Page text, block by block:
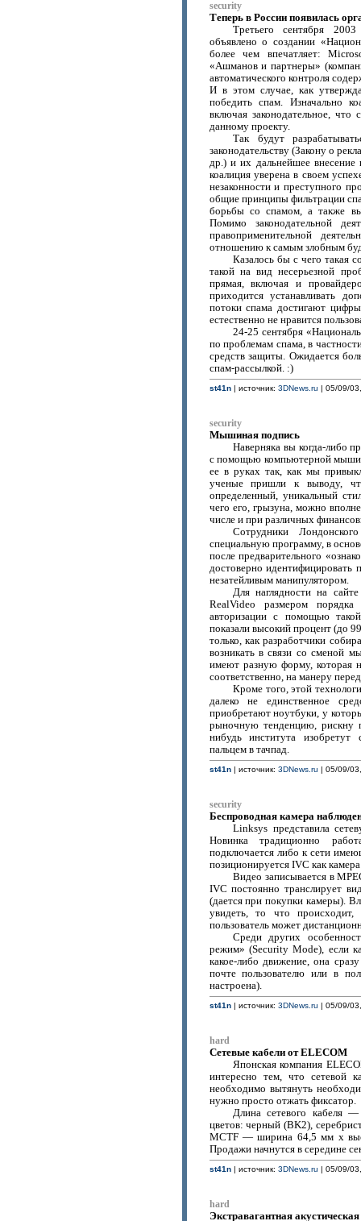
security
Теперь в России появилась
Третьего сентября
объявлено о создании
более чем впечатляет:
«Ашманов и партнеры»
автоматического контроля
И в этом случае, как
победить спам. Изначально
включая законодательное,
данному проекту.
Так будут
законодательству (Закону о
др.) и их дальнейшее
коалиция уверена в своем
незаконности и преступного
общие принципы фильтрации
борьбы со спамом, а также
Помимо законодательной
правоприменительной
отношению к самым злобным
Казалось бы с чего такая
такой на вид несерьезной
прямая, включая и
приходится устанавливать
потоки спама достигают
естественно не нравится
24-25 сентября
по проблемам спама, в
средств защиты. Ожидается
спам-рассылкой. :)
st41n| источник: 3DNews.ru | 05/09/
security
Мышиная подпись
Наверняка вы когда-либо
с помощью компьютерной мыши
ее в руках так, как мы
ученые пришли к выводу,
определенный, уникальный
чего его, грызуна, можно
числе и при различных
Сотрудники
специальную программу, в
после предварительного
достоверно идентифицировать
незатейливым манипулятором.
Для наглядности на
RealVideo размером
авторизации с помощью
показали высокий процент (до
только, как разработчики
возникать в связи со сменой
имеют разную форму, которая
соответственно, на манеру
Кроме того, этой
далеко не единственное
приобретают ноутбуки, у
рыночную тенденцию, рискну
нибудь института изобретут
пальцем в тачпад.
st41n| источник: 3DNews.ru | 05/09/
security
Беспроводная камера
Linksys представила
Новинка традиционно
подключается либо к сети
позиционируется IVC как
Видео записывается в
IVC постоянно транслирует
(дается при покупки камеры).
увидеть, то что
пользователь может
Среди других
режим» (Security Mode), если
какое-либо движение, она
почте пользователю или в
настроена).
st41n| источник: 3DNews.ru | 05/09/
hard
Сетевые кабели от ELECOM
Японская компания
интересно тем, что сетевой
необходимо вытянуть
нужно просто отжать фиксатор.
Длина сетевого кабеля
цветов: черный (BK2),
MCTF — ширина 64,5 мм x
Продажи начнутся в середине
st41n| источник: 3DNews.ru | 05/09/
hard
Экстравагантная